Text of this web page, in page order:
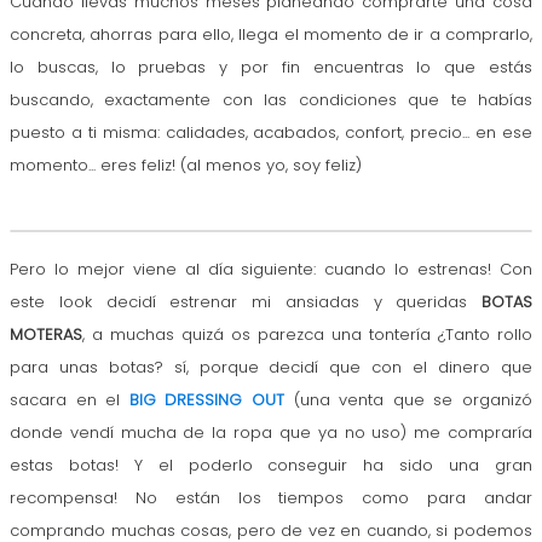
concreta, ahorras para ello, llega el momento de ir a comprarlo,
lo buscas, lo pruebas y por fin encuentras lo que estás
buscando, exactamente con las condiciones que te habías
puesto a ti misma: calidades, acabados, confort, precio... en ese
momento... eres feliz! (al menos yo, soy feliz)
Pero lo mejor viene al día siguiente: cuando lo estrenas! Con
este look decidí estrenar mi ansiadas y queridas BOTAS
MOTERAS, a muchas quizá os parezca una tontería ¿Tanto rollo
para unas botas? sí, porque decidí que con el dinero que
sacara en el BIG DRESSING OUT (una venta que se organizó
donde vendí mucha de la ropa que ya no uso) me compraría
estas botas! Y el poderlo conseguir ha sido una gran
recompensa!
No están los tiempos como para andar
comprando muchas cosas, pero de vez en cuando, si podemos